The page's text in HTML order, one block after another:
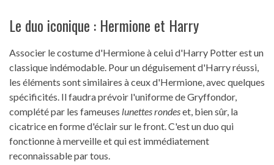
Le duo iconique : Hermione et Harry
Associer le costume d'Hermione à celui d'Harry Potter est un
classique indémodable. Pour un déguisement d'Harry réussi,
les éléments sont similaires à ceux d'Hermione, avec quelques
spécificités. Il faudra prévoir l'uniforme de Gryffondor,
complété par les fameuses lunettes rondeset, bien sûr, la
cicatrice en forme d'éclair sur le front. C'est un duo qui
fonctionne à merveille et qui est immédiatement
reconnaissable par tous.